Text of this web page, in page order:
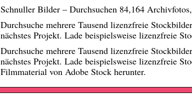
Schnuller Bilder – Durchsuchen 84,164
Durchsuche mehrere Tausend lizenzfreie
nächstes Projekt. Lade beispielsweise lizenzfreie
Durchsuche mehrere Tausend lizenzfreie
nächstes Projekt. Lade beispielsweise lizenzfreie
Filmmaterial von Adobe Stock herunter.